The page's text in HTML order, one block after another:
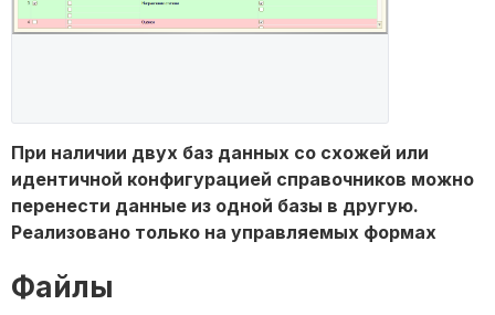
При наличии двух баз данных со схожей или
идентичной конфигурацией справочников можно
перенести данные из одной базы в другую.
Реализовано только на управляемых формах
Файлы